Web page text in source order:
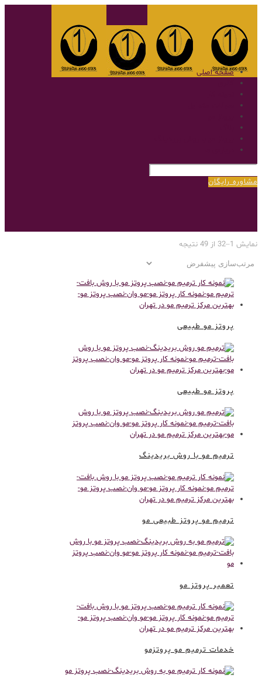
صفحه اصلی
مشاوره رایگان
نمایش 1–32 از 49 نتیجه
پروتز مو طبیعی
پروتز مو طبیعی
ترمیم مو با روش بریدینگ
ترمیم مو پروتز طبیعی مو
تعمیر پروتز مو
خدمات ترمیم مو پروتزمو